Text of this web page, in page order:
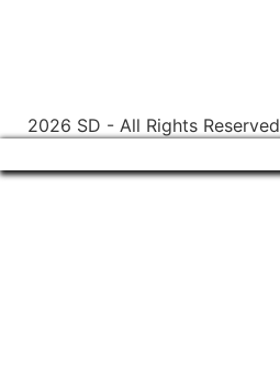
2026 SD - All Rights Reserved